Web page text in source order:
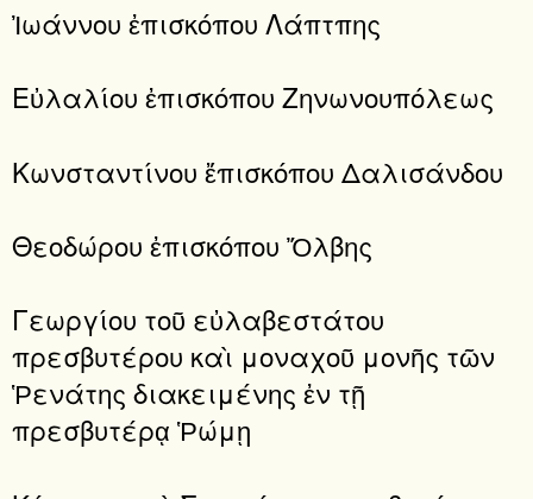
Ἰωάννου ἐπισκόπου Λάπτπης
Εὐλαλίου ἐπισκόπου Ζηνωνουπόλεως
Κωνσταντίνου ἔπισκόπου Δαλισάνδου
Θεοδώρου ἐπισκόπου Ὄλβης
Γεωργίου τοῦ εὐλαβεστάτου
πρεσβυτέρου καὶ μοναχοῦ μονῆς τῶν
Ῥενάτης διακειμένης ἐν τῇ
πρεσβυτέρᾳ Ῥώμῃ